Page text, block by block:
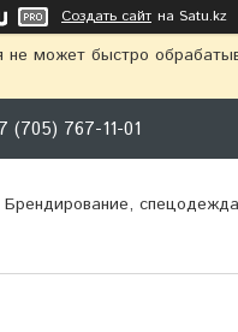
Создать сайт на Satu.kz
не может быстро
(705) 767-11-01